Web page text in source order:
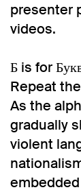
presenter
videos.
Б is for
Repeat
As the
gradually
violent